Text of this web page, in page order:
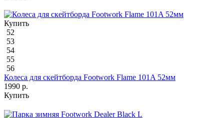
Купить
52
53
54
55
56
Колеса для скейтборда Footwork Flame 101A 52мм
1990 р.
Купить